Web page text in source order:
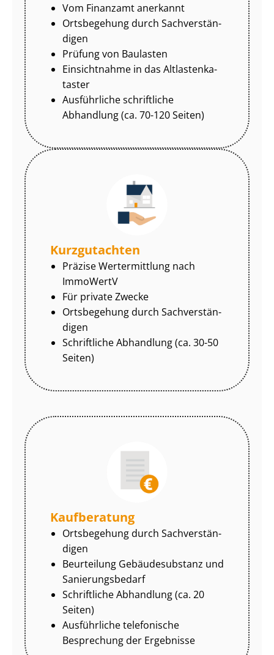
Vom Finanzamt anerkannt
Ortsbegehung durch Sach­ver­stän­
di­gen
Prüfung von Baulasten
Einsichtnahme in das Alt­las­ten­ka­
tas­ter
Ausführliche schriftliche
Abhandlung (ca. 70-120 Seiten)
Kurzgutachten
Präzise Wertermittlung nach
ImmoWertV
Für private Zwecke
Ortsbegehung durch Sach­ver­stän­
di­gen
Schriftliche Abhandlung (ca. 30-50
Seiten)
Kaufberatung
Ortsbegehung durch Sach­ver­stän­
di­gen
Beurteilung Gebäudesubstanz und
Sa­nie­rungs­be­darf
Schriftliche Abhandlung (ca. 20
Seiten)
Ausführliche telefonische
Besprechung der Ergebnisse